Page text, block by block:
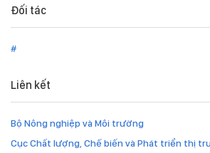
Đối tác
#
Liên kết
Bộ Nông nghiệp và Môi trường
Cục Chất lượng, Chế biến và Phát triển thị